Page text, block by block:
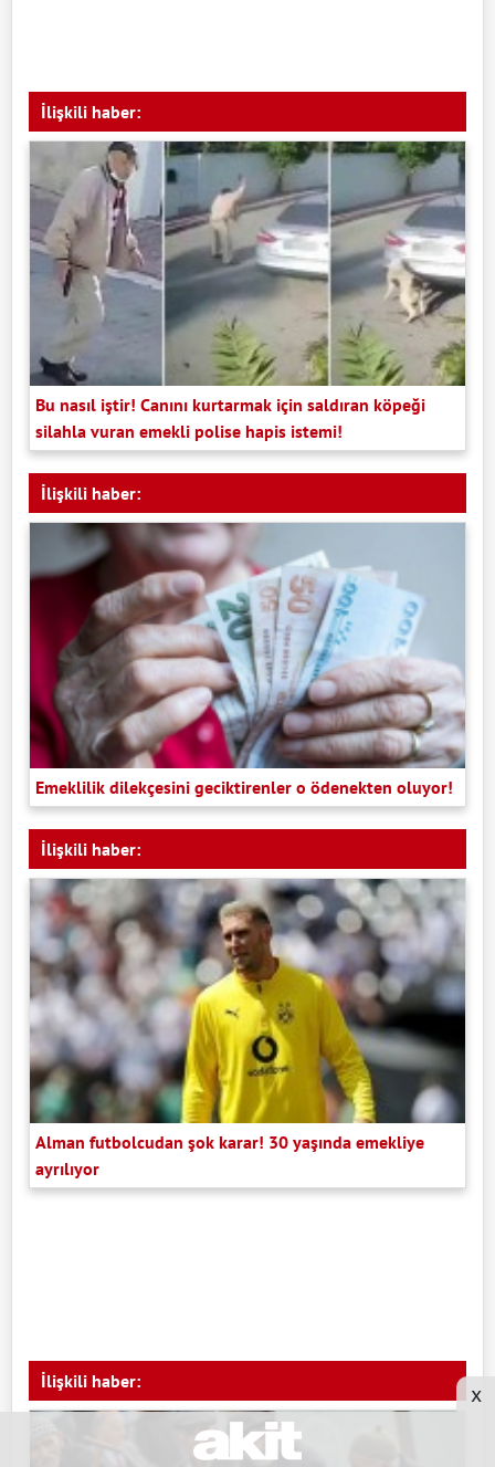
İlişkili haber:
Bu nasıl iştir! Canını kurtarmak için saldıran köpeği
silahla vuran emekli polise hapis istemi!
İlişkili haber:
Emeklilik dilekçesini geciktirenler o ödenekten oluyor!
İlişkili haber:
Alman futbolcudan şok karar! 30 yaşında emekliye
ayrılıyor
İlişkili haber: x